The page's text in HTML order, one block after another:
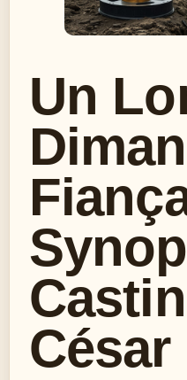
Un
César